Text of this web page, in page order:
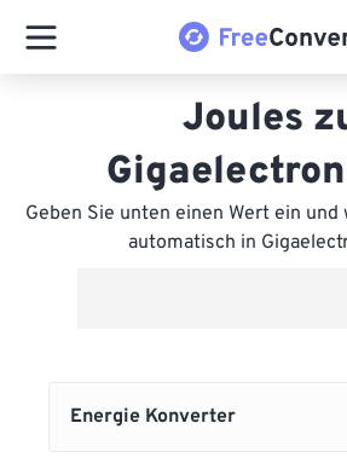
Joules
Geben Sie unten einen Wert ein
automatisch in